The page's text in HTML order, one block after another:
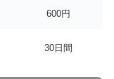
600円
30日間